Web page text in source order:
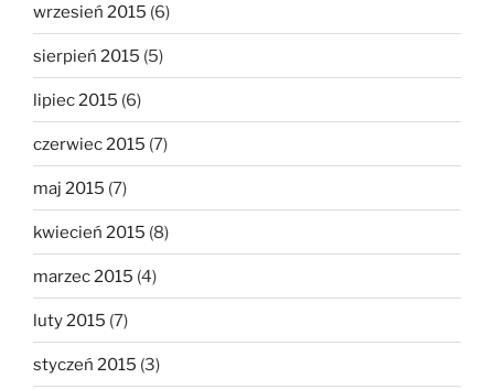
wrzesień 2015 (6)
sierpień 2015 (5)
lipiec 2015 (6)
czerwiec 2015 (7)
maj 2015 (7)
kwiecień 2015 (8)
marzec 2015 (4)
luty 2015 (7)
styczeń 2015 (3)